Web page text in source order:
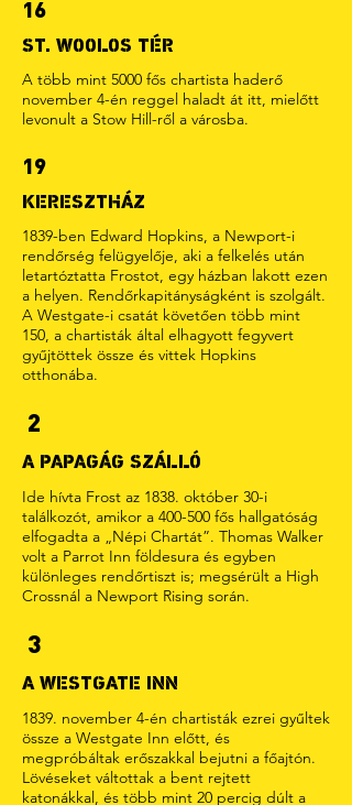
16
ST. WOOLOS TÉR
A több mint 5000 fős chartista haderő
november 4-én reggel haladt át itt, mielőtt
levonult a Stow Hill-ről a városba.
19
KERESZTHÁZ
1839-ben Edward Hopkins, a Newport-i
rendőrség felügyelője, aki a felkelés után
letartóztatta Frostot, egy házban lakott ezen
a helyen. Rendőrkapitányságként is szolgált.
A Westgate-i csatát követően több mint
150, a chartisták által elhagyott fegyvert
gyűjtöttek össze és vittek Hopkins
otthonába.
2
A PAPAGÁG SZÁLLÓ
Ide hívta Frost az 1838. október 30-i
találkozót, amikor a 400-500 fős hallgatóság
elfogadta a „Népi Chartát”. Thomas Walker
volt a Parrot Inn földesura és egyben
különleges rendőrtiszt is; megsérült a High
Crossnál a Newport Rising során.
3
A WESTGATE INN
1839. november 4-én chartisták ezrei gyűltek
össze a Westgate Inn előtt, és
megpróbáltak erőszakkal bejutni a főajtón.
Lövéseket váltottak a bent rejtett
katonákkal, és több mint 20 percig dúlt a